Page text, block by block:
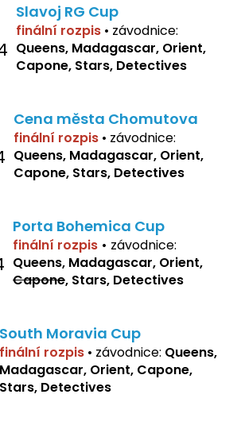
Slavoj RG Cup
finální rozpis • závodnice:
Queens, Madagascar, Orient,
Capone, Stars, Detectives
Cena města Chomutova
finální rozpis • závodnice:
Queens, Madagascar, Orient,
Capone, Stars, Detectives
Porta Bohemica Cup
finální rozpis • závodnice:
Queens, Madagascar, Orient,
Capone, Stars, Detectives
South Moravia Cup
finální rozpis • závodnice: Queens,
Madagascar, Orient, Capone,
Stars, Detectives